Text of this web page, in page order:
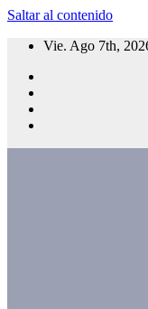
Saltar al contenido
Vie. Ago 7th,